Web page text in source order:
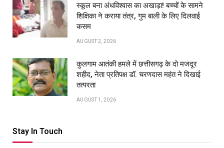
स्कूल बना अंधविश्वास का अखाड़ा! बच्चों के सामने
शिक्षिका ने कराया तंत्र, गुम बाली के लिए दिलवाई
कसम
AUGUST 2, 2026
कुलगाम आतंकी हमले में छत्तीसगढ़ के दो मजदूर
शहीद, नेता प्रतिपक्ष डॉ. चरणदास महंत ने दिखाई
तत्परता
AUGUST 1, 2026
Stay In Touch